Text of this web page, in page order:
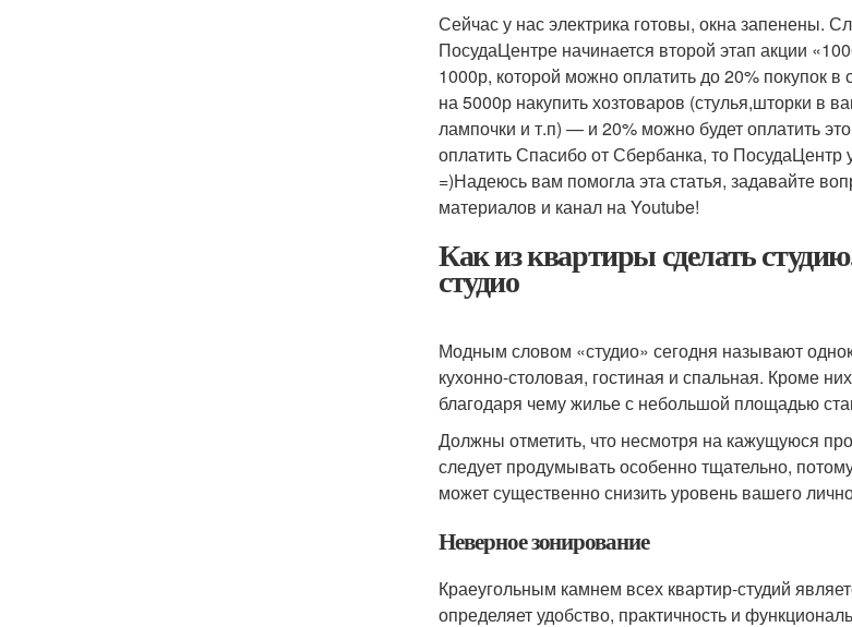
Сейчас у нас электрика готовы, окна запенены.
ПосудаЦентре начинается второй этап акции
1000р, которой можно оплатить до 20% покупок
на 5000р накупить хозтоваров (стулья,шторки в
лампочки и т.п) — и 20% можно будет оплатить
оплатить Спасибо от Сбербанка, то
=)Надеюсь вам помогла эта статья, задавайте
материалов и канал на Youtube!
Как из квартиры сделать
студио
Модным словом «студио» сегодня называют
кухонно-столовая, гостиная и спальная. Кроме
благодаря чему жилье с небольшой площадью
Должны отметить, что несмотря на кажущуюся
следует продумывать особенно тщательно,
может существенно снизить уровень вашего
Неверное зонирование
Краеугольным камнем всех квартир-студий
определяет удобство, практичность и